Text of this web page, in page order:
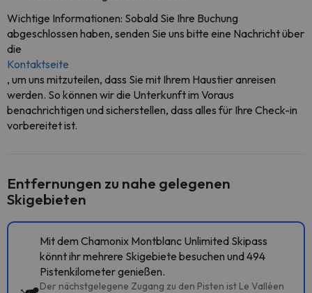
Wichtige Informationen: Sobald Sie Ihre Buchung
abgeschlossen haben, senden Sie uns bitte eine Nachricht über
die
Kontaktseite
, um uns mitzuteilen, dass Sie mit Ihrem Haustier anreisen
werden. So können wir die Unterkunft im Voraus
benachrichtigen und sicherstellen, dass alles für Ihre Check-in
vorbereitet ist.
Entfernungen zu nahe gelegenen
Skigebieten
Mit dem Chamonix Montblanc Unlimited Skipass
könnt ihr mehrere Skigebiete besuchen und 494
Pistenkilometer genießen.
Der nächstgelegene Zugang zu den Pisten ist Le Valléen